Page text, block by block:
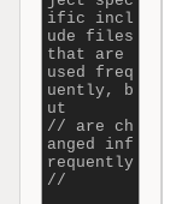
ific incl
ude files
that are
used freq
uently, b
ut
// are ch
anged inf
requently
//